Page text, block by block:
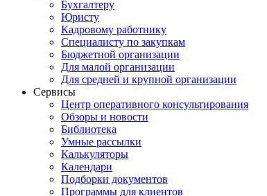
Бухгалтеру
Юристу
Кадровому работнику
Специалисту по закупкам
Бюджетной организации
Для малой организации
Для средней и крупной организации
Сервисы
Центр оперативного консультирования
Обзоры и новости
Библиотека
Умные рассылки
Калькуляторы
Календари
Подборки документов
Программы для клиентов